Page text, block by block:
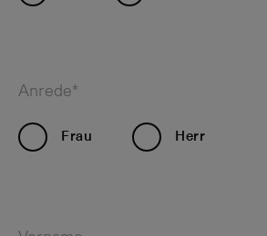
Anrede*
Frau Herr